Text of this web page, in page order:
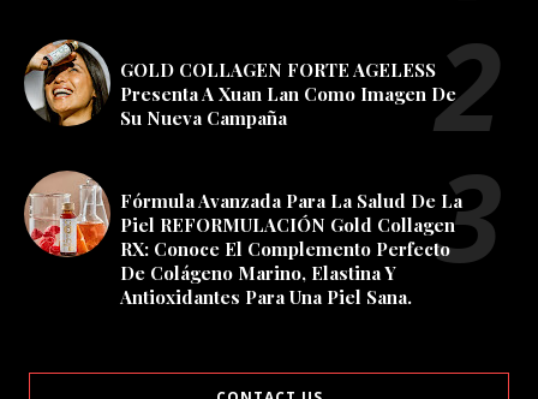
GOLD COLLAGEN FORTE AGELESS
Presenta A Xuan Lan Como Imagen De
Su Nueva Campaña
Fórmula Avanzada Para La Salud De La
Piel REFORMULACIÓN Gold Collagen
RX: Conoce El Complemento Perfecto
De Colágeno Marino, Elastina Y
Antioxidantes Para Una Piel Sana.